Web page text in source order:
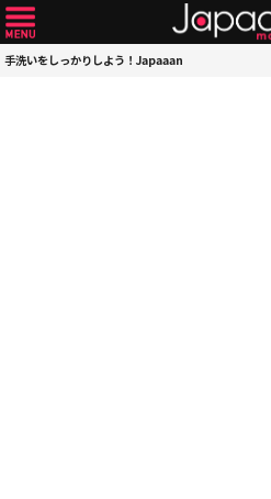
手洗いをしっかりしよう！Japaaan